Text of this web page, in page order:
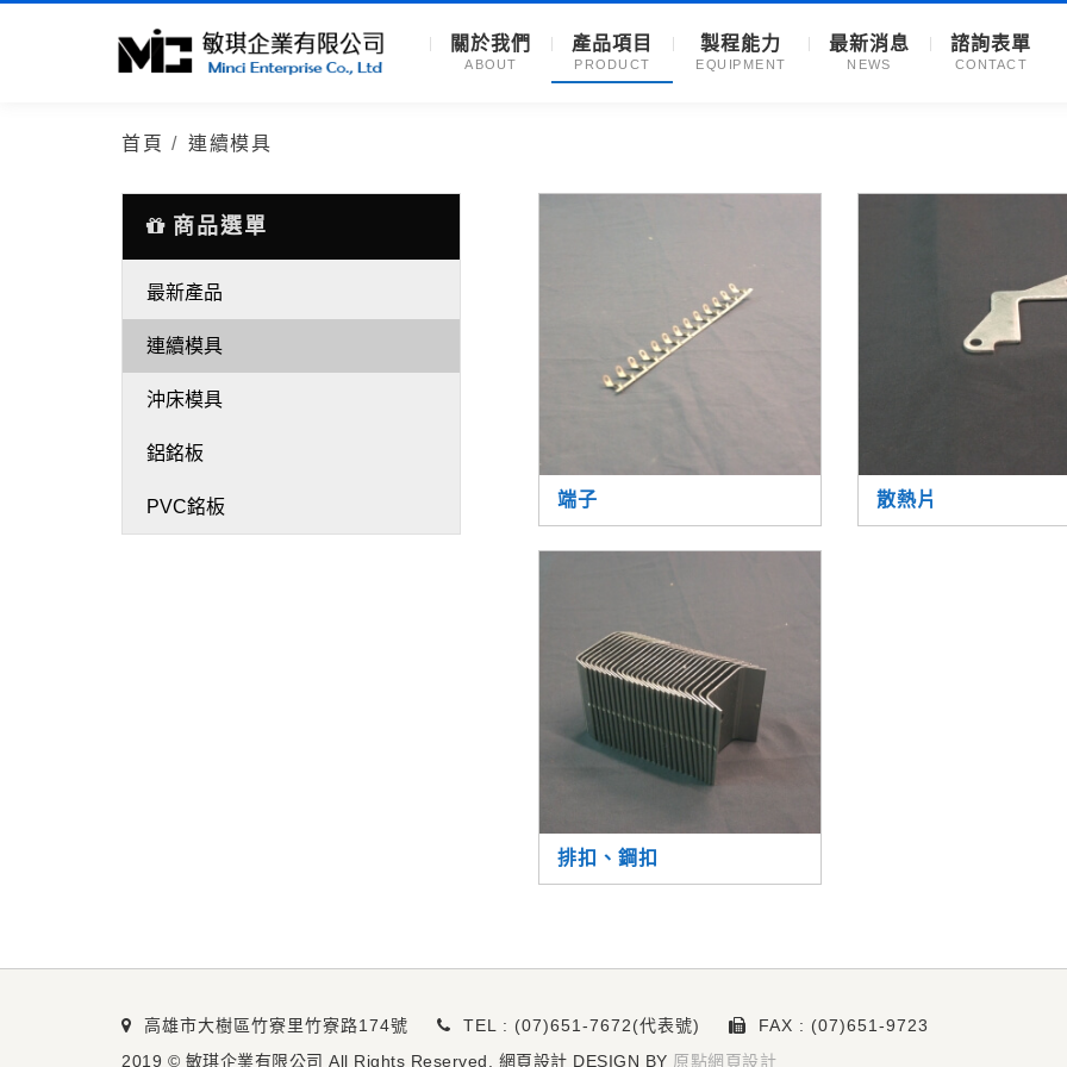
關於我們
ABOUT
產品項目
PRODUCT
製程能力
EQUIPMENT
最新消息
NEWS
諮詢表單
CONTACT
首頁 連續模具
商品選單
最新產品
連續模具
沖床模具
鋁銘板
PVC銘板 端子 散熱片
排扣、鋼扣
高雄市大樹區竹寮里竹寮路174號 TEL : (07)651-7672(代表號)
FAX : (07)651-9723
2019 © 敏琪企業有限公司 All Rights Reserved. 網頁設計 DESIGN BY 原點網頁設計